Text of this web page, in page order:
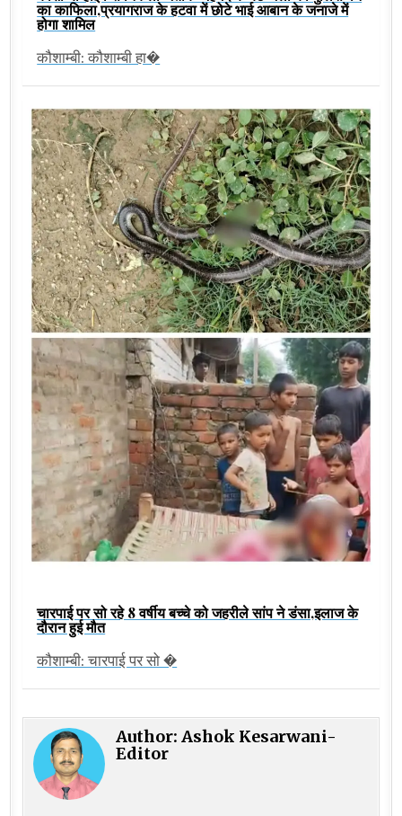
का काफिला,प्रयागराज के हटवा में छोटे भाई आबान के जनाजे में
होगा शामिल
कौशाम्बी: कौशाम्बी हा�
चारपाई पर सो रहे 8 वर्षीय बच्चे को जहरीले सांप ने डंसा,इलाज के
दौरान हुई मौत
कौशाम्बी: चारपाई पर सो �
Author:Ashok Kesarwani-
Editor